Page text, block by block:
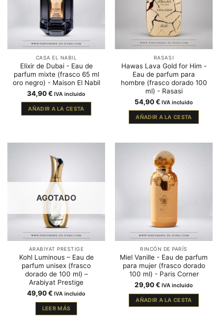
CASA EL NABIL
Elixir de Dubai - Eau de
parfum mixte (frasco 65 ml
oro negro) - Maison El Nabil
34,90€ IVA incluido
AÑADIR A LA CESTA
RASASI
Hawas Lava Gold for Him -
Eau de parfum para
hombre (frasco dorado 100
ml) - Rasasi
54,90€ IVA incluido
AÑADIR A LA CESTA
AGOTADO
ARABIYAT PRESTIGE
Kohl Luminous – Eau de
parfum unisex (frasco
dorado de 100 ml) –
Arabiyat Prestige
49,90€ IVA incluido
LEER MÁS
RINCÓN DE PARÍS
Miel Vanille - Eau de parfum
para mujer (frasco dorado
100 ml) - Paris Corner
29,90€ IVA incluido
AÑADIR A LA CESTA